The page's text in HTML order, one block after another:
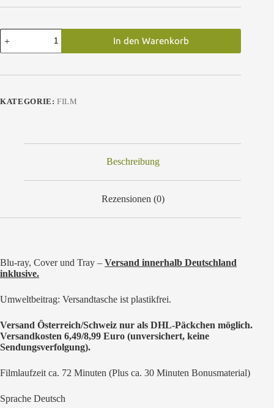
Reisefilm:
Vietnam
Per
Blu-
In den Warenkorb
KATEGORIE:FILM
Beschreibung
Rezensionen (0)
Blu-ray, Cover und Tray – Versand innerhalb Deutschland
inklusive.
Umweltbeitrag: Versandtasche ist plastikfrei.
Versand Österreich/Schweiz nur als DHL-Päckchen möglich.
Versandkosten 6,49/8,99 Euro (unversichert, keine
Sendungsverfolgung).
Filmlaufzeit ca. 72 Minuten (Plus ca. 30 Minuten Bonusmaterial)
Sprache Deutsch